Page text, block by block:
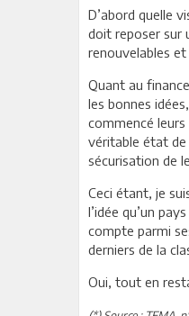
D’abord quelle
doit reposer sur
renouvelables
Quant au
les bonnes
commencé
véritable état de
sécurisation de
Ceci étant, je
l’idée qu’un
compte parmi
derniers de la
Oui, tout en